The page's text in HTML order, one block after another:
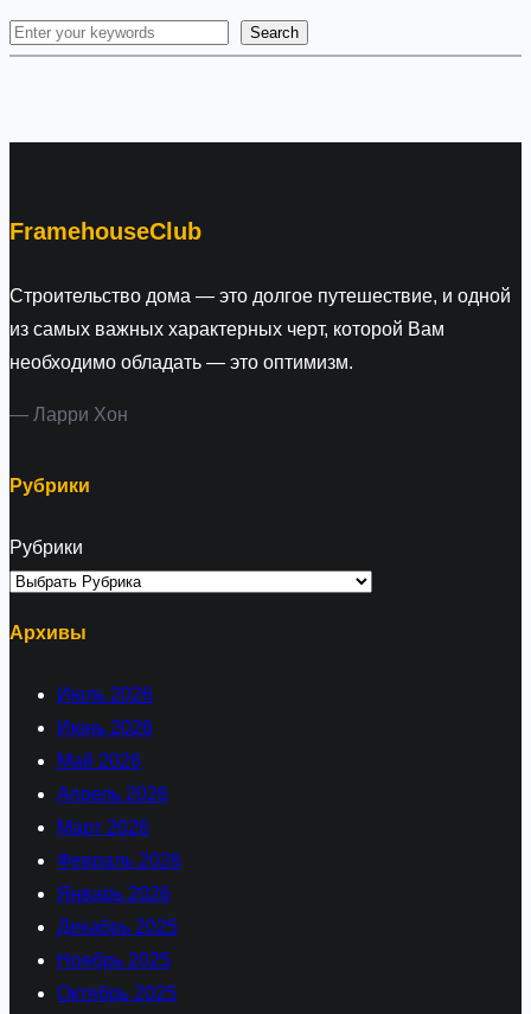
S
Search
FramehouseClub
Строительство дома — это долгое путешествие, и одной
из самых важных характерных черт, которой Вам
необходимо обладать — это оптимизм.
— Ларри Хон
Рубрики
Рубрики
Архивы
Июль 2026
Июнь 2026
Май 2026
Апрель 2026
Март 2026
Февраль 2026
Январь 2026
Декабрь 2025
Ноябрь 2025
Октябрь 2025